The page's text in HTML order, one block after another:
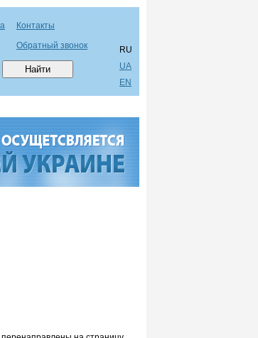
Контакты
Обратный звонок
RU
UA
EN